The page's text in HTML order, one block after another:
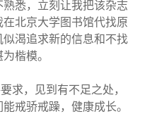
悉，立刻让我把该杂志
北京大学图书馆代找原
渴追求新的信息和不找
楷模。
求，见到有不足之处，
戒骄戒躁，健康成长。